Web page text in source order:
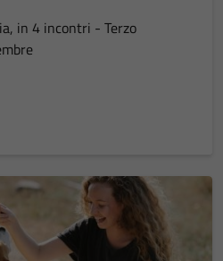
in 4 incontri - Terzo